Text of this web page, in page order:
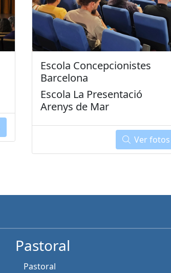
Escola Concepcionistes
Barcelona
Escola La Presentació
Arenys de Mar
Ver fotos
Pastoral
Pastoral